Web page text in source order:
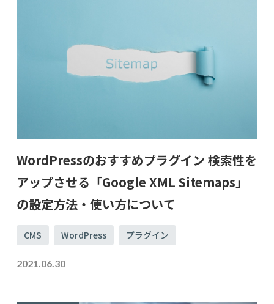
WordPressのおすすめプラグイン 検索性を
アップさせる「Google XML Sitemaps」
の設定方法・使い方について
CMS WordPress プラグイン
2021.06.30